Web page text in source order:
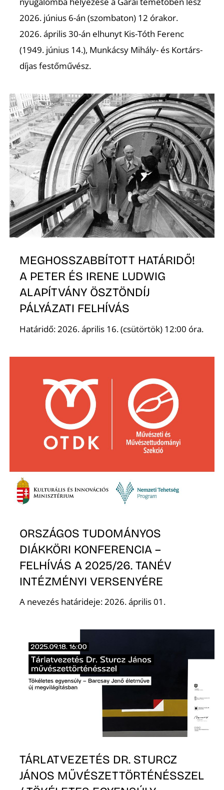
2026. június 6-án (szombaton) 12 órakor.
2026. április 30-án elhunyt Kis-Tóth Ferenc
(1949. június 14.), Munkácsy Mihály- és Kortárs-
díjas festőművész.
MEGHOSSZABBÍTOTT HATÁRIDŐ!
A PETER ÉS IRENE LUDWIG
ALAPÍTVÁNY ÖSZTÖNDÍJ
PÁLYÁZATI FELHÍVÁS
Határidő: 2026. április 16. (csütörtök) 12:00 óra.
ORSZÁGOS TUDOMÁNYOS
DIÁKKÖRI KONFERENCIA –
FELHÍVÁS A 2025/26. TANÉV
INTÉZMÉNYI VERSENYÉRE
A nevezés határideje: 2026. április 01.
TÁRLATVEZETÉS DR. STURCZ
JÁNOS MŰVÉSZETTÖRTÉNÉSSZEL